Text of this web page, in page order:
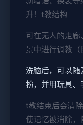
升！t教结构
可在无人的走
景中进行调教（
洗脑后，可以随
扮，并用玩具、
t教结束后会清
使记忆被消除，